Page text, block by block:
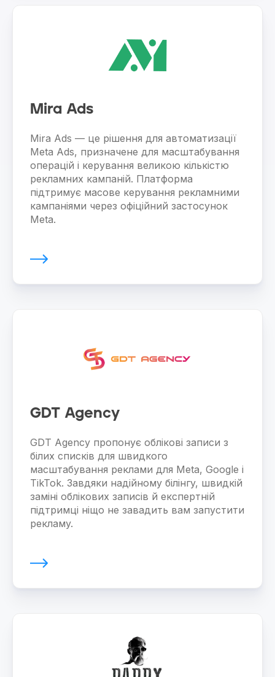
Mira Ads
Mira Ads — це рішення для автоматизації
Meta Ads, призначене для масштабування
операцій і керування великою кількістю
рекламних кампаній. Платформа
підтримує масове керування рекламними
кампаніями через офіційний застосунок
Meta.
GDT Agency
GDT Agency пропонує облікові записи з
білих списків для швидкого
масштабування реклами для Meta, Google і
TikTok. Завдяки надійному білінгу, швидкій
заміні облікових записів й експертній
підтримці ніщо не завадить вам запустити
рекламу.